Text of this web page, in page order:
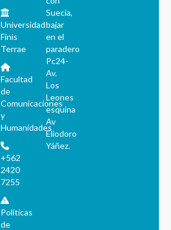
Universidad
Finis
Terrae
Facultad
de
Comunicaciones
y
Humanidades
+562
2420
7255
Políticas
de
Suecia,
bajar
en el
paradero
Pc24-
Av.
Los
Leones
esquina
Av
Eliodoro
Yáñez.